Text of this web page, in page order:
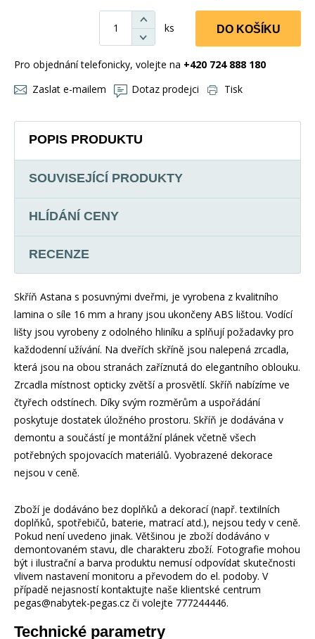
ks DO KOŠÍKU
Pro objednání telefonicky, volejte na +420 724 888 180
Zaslat e-mailem
Dotaz prodejci Tisk
POPIS PRODUKTU
SOUVISEJÍCÍ PRODUKTY
HLÍDÁNÍ CENY
RECENZE
Skříň Astana s posuvnými dveřmi, je vyrobena z kvalitního
lamina o síle 16 mm a hrany jsou ukončeny ABS lištou. Vodící
lišty jsou vyrobeny z odolného hliníku a splňují požadavky pro
každodenní užívání. Na dveřích skříně jsou nalepená zrcadla,
která jsou na obou stranách zaříznutá do elegantního oblouku.
Zrcadla místnost opticky zvětší a prosvětlí. Skříň nabízíme ve
čtyřech odstínech. Díky svým rozměrům a uspořádání
poskytuje dostatek úložného prostoru. Skříň je dodávána v
demontu a součástí je montážní plánek včetně všech
potřebných spojovacích materiálů. Vyobrazené dekorace
nejsou v ceně.
Zboží je dodáváno bez doplňků a dekorací (např. textilních
doplňků, spotřebičů, baterie, matrací atd.), nejsou tedy v ceně.
Pokud není uvedeno jinak. Většinou je zboží dodáváno v
demontovaném stavu, dle charakteru zboží. Fotografie mohou
být i ilustrační a barva produktu nemusí odpovídat skutečnosti
vlivem nastavení monitoru a převodem do el. podoby. V
případě nejasností kontaktujte naše klientské centrum
pegas@nabytek-pegas.cz či volejte 777244446.
Technické parametry